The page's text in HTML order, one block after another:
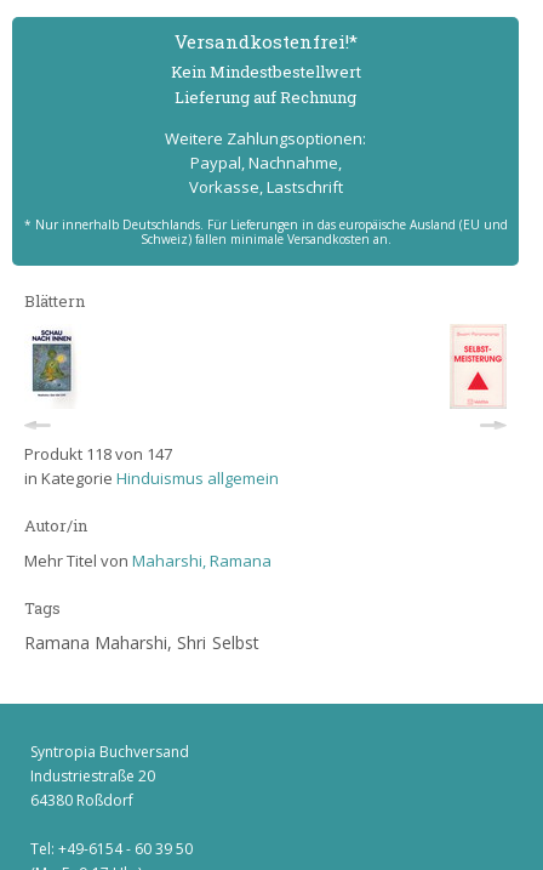
Versand­kostenfrei!*
Kein Mindest­bestell­wert
Lieferung auf Rechnung
Weitere Zahlungs­optionen:
Paypal, Nachnahme,
Vorkasse, Lastschrift
* Nur innerhalb Deutschlands. Für Lieferungen in das europäische Ausland (EU und
Schweiz) fallen minimale Versandkosten an.
Blättern
Produkt 118 von 147
in Kategorie Hinduismus allgemein
Autor/in
Mehr Titel von Maharshi, Ramana
Tags
Ramana Maharshi, Shri Selbst
Syntropia Buchversand
Industriestraße 20
64380 Roßdorf
Tel: +49-6154 - 60 39 50